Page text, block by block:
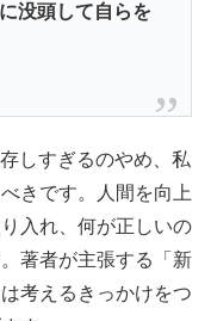
没頭して自らを
しすぎるのやめ、私
きです。人間を向上
入れ、何が正しいの
著者が主張する「新
考えるきっかけをつ